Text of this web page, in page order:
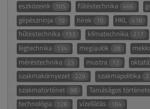
eszközeink 105 fűtéstechnika 466
gépészninja 10 hírek 70 HKL 478
hűtéstechnika 153 klímatechnika 217
légtechnika 134 megújulók 28
méréstechnika 23 mustra 12
szakmakörnyezet 229 szakmapolitika
szakmatörténet 98 Tanulságos
technológia 128 vízellátás 184